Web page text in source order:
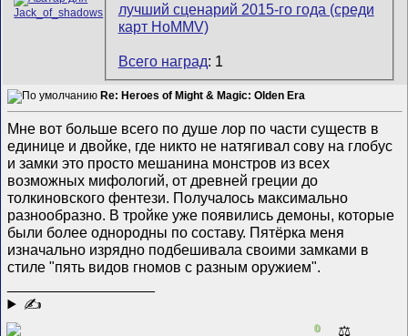
Всего наград: 1
Re: Heroes of Might & Magic: Olden Era
Мне вот больше всего по душе лор по части существ в
единице и двойке, где никто не натягивал сову на глобус
и замки это просто мешанина монстров из всех
возможных мифологий, от древней греции до
толкиновского фентези. Получалось максимально
разнообразно. В тройке уже появились демоны, которые
были более однородны по составу. Пятёрка меня
изначально изрядно подбешивала своими замками в
стиле "пять видов гномов с разным оружием".
✍
0 ⚖️